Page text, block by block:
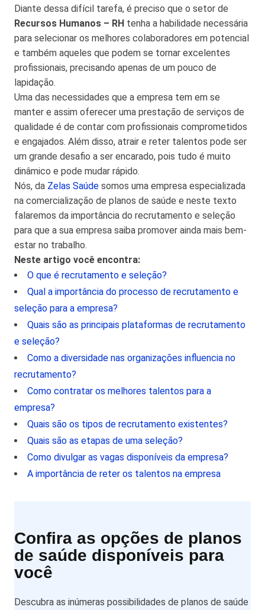
Diante dessa difícil tarefa, é preciso que o setor de
Recursos Humanos – RH tenha a habilidade necessária
para selecionar os melhores colaboradores em potencial
e também aqueles que podem se tornar excelentes
profissionais, precisando apenas de um pouco de
lapidação.
Uma das necessidades que a empresa tem em se
manter e assim oferecer uma prestação de serviços de
qualidade é de contar com profissionais comprometidos
e engajados. Além disso, atrair e reter talentos pode ser
um grande desafio a ser encarado, pois tudo é muito
dinâmico e pode mudar rápido.
Nós, da Zelas Saúde somos uma empresa especializada
na comercialização de planos de saúde e neste texto
falaremos da importância do recrutamento e seleção
para que a sua empresa saiba promover ainda mais bem-
estar no trabalho.
Neste artigo você encontra:
O que é recrutamento e seleção?
Qual a importância do processo de recrutamento e
seleção para a empresa?
Quais são as principais plataformas de recrutamento
e seleção?
Como a diversidade nas organizações influencia no
recrutamento?
Como contratar os melhores talentos para a
empresa?
Quais são os tipos de recrutamento existentes?
Quais são as etapas de uma seleção?
Como divulgar as vagas disponíveis da empresa?
A importância de reter os talentos na empresa
Confira as opções de planos
de saúde disponíveis para
você
Descubra as inúmeras possibilidades de planos de saúde